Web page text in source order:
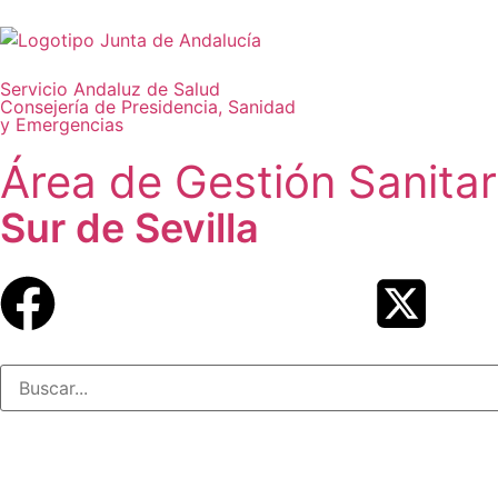
Servicio Andaluz de Salud
Consejería de Presidencia, Sanidad
y Emergencias
Área de Gestión
Sur de Sevilla